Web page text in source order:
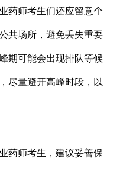
药师考生们还应留意个
共场所，避免丢失重要
期可能会出现排队等候
尽量避开高峰时段，以
药师考生，建议妥善保